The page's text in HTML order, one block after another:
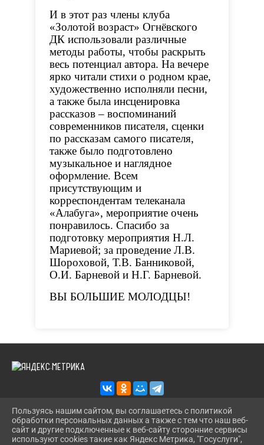
И в этот раз члены клуба
«Золотой возраст» Огнёвского
ДК использовали различные
методы работы, чтобы раскрыть
весь потенциал автора. На вечере
ярко читали стихи о родном крае,
художественно исполняли песни,
а также была инсценировка
рассказов – воспоминаний
современников писателя, сценки
по рассказам самого писателя,
также было подготовлено
музыкальное и наглядное
оформление. Всем
присутствующим и
корреспондентам телеканала
«Алабуга», мероприятие очень
понравилось. Спасибо за
подготовку мероприятия Н.Л.
Мариевой; за проведение Л.В.
Шороховой, Т.В. Банниковой,
О.И. Барневой и Н.Г. Барневой.
ВЫ БОЛЬШИЕ МОЛОДЦЫ!
2026 Г. KAZANS-DOSUG.RU
ВХОД
Пользуясь нашим сайтом, вы соглашаетесь с политикой
обработки персональных данных а также с тем что наш веб-
сайт и другие подключенные к веб-сайту сторонние сервисы
используют cookies такие как Яндекс Метрика, "Госуслуги",